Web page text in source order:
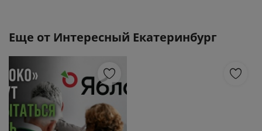
Еще от Интересный Екатеринбург